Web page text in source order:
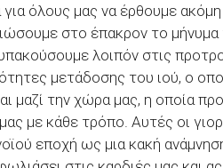
για όλους μας να έρθουμε
στο έπακρον το
λοιπόν στις
μετάδοσης του ιού, ο
μαζί την χώρα μας, η οποία
με κάθε τρόπο. Αυτές οι
εποχή ως μια κακή